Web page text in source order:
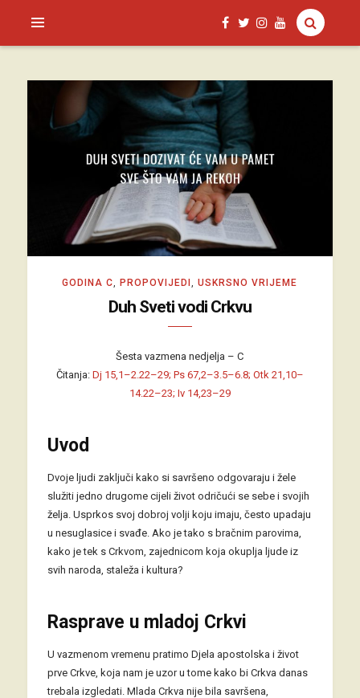
SAGUD.XYZ
GODINA C ,PROPOVIJEDI ,USKRSNO VRIJEME
Duh Sveti vodi Crkvu
Šesta vazmena nedjelja – C
Čitanja: Dj 15,1–2.22–29; Ps 67,2–3.5–6.8; Otk 21,10–
14.22–23; Iv 14,23–29
Uvod
Dvoje ljudi zaključi kako si savršeno odgovaraju i žele
služiti jedno drugome cijeli život odričući se sebe i svojih
želja. Usprkos svoj dobroj volji koju imaju, često upadaju
u nesuglasice i svađe. Ako je tako s bračnim parovima,
kako je tek s Crkvom, zajednicom koja okuplja ljude iz
svih naroda, staleža i kultura?
Rasprave u mladoj Crkvi
U vazmenom vremenu pratimo Djela apostolska i život
prve Crkve, koja nam je uzor u tome kako bi Crkva danas
trebala izgledati. Mlada Crkva nije bila savršena,